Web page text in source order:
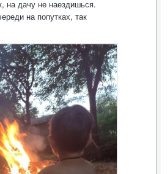
на дачу не наездишься.
на попутках, так